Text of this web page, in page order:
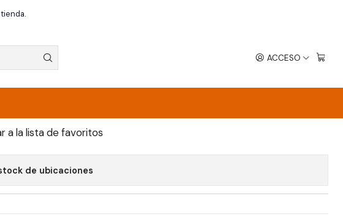
ACCESO
- Marvel
- SHANG-CHI - XIALING - MARVEL
a la lista de favoritos
de ubicaciones